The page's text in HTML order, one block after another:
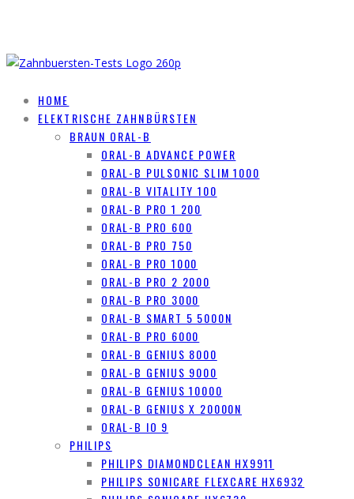
HOME
ELEKTRISCHE ZAHNBÜRSTEN
BRAUN ORAL-B
ORAL-B ADVANCE POWER
ORAL-B PULSONIC SLIM 1000
ORAL-B VITALITY 100
ORAL-B PRO 1 200
ORAL-B PRO 600
ORAL-B PRO 750
ORAL-B PRO 1000
ORAL-B PRO 2 2000
ORAL-B PRO 3000
ORAL-B SMART 5 5000N
ORAL-B PRO 6000
ORAL-B GENIUS 8000
ORAL-B GENIUS 9000
ORAL-B GENIUS 10000
ORAL-B GENIUS X 20000N
ORAL-B IO 9
PHILIPS
PHILIPS DIAMONDCLEAN HX9911
PHILIPS SONICARE FLEXCARE HX6932